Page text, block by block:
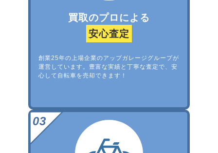
買取のプロによる
安心査定
創業25年の上場企業のアップガレージグループが
運営しています。豊富な実績と丁寧な査定で、安
心して自転車を売却できます！